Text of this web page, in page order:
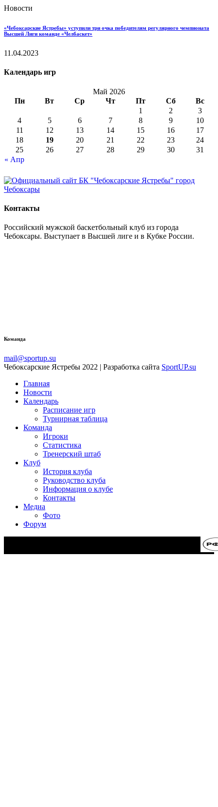
Новости
«Чебоксарские Ястребы» уступили три очка победителям регулярного чемпионата
Высшей Лиги команде «Челбаскет»
11.04.2023
Календарь игр
Май 2026
Пн
Вт Ср Чт Пт Сб Вс
« Апр
1 2
3
4
5 6 7 8 9
10
11
12 13 14 15 16
17
18
19 20 21 22 23
24
25
26 27 28 29 30 31
Контакты
Российский мужской баскетбольный клуб из города
Чебоксары. Выступает в Высшей лиге и в Кубке России.
Команда
mail@sportup.su
Чебоксарские Ястребы 2022 | Разработка сайта SportUP.su
Главная
Новости
Календарь
Расписание игр
Турнирная таблица
Команда
Игроки
Статистика
Тренерский штаб
Клуб
История клуба
Руководство клуба
Информация о клубе
Контакты
Медиа
Фото
Форум